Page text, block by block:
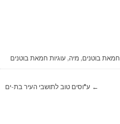
חמאת בוטנים, מיה, עוגיות חמאת בוטנים
← ע"וסים טוב לתושבי העיר בת-ים